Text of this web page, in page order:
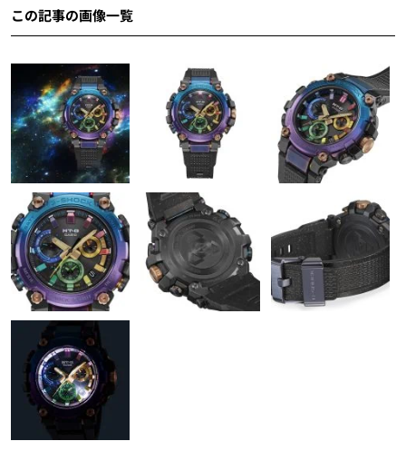
この記事の画像一覧